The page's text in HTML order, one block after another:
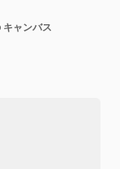
ャンバス